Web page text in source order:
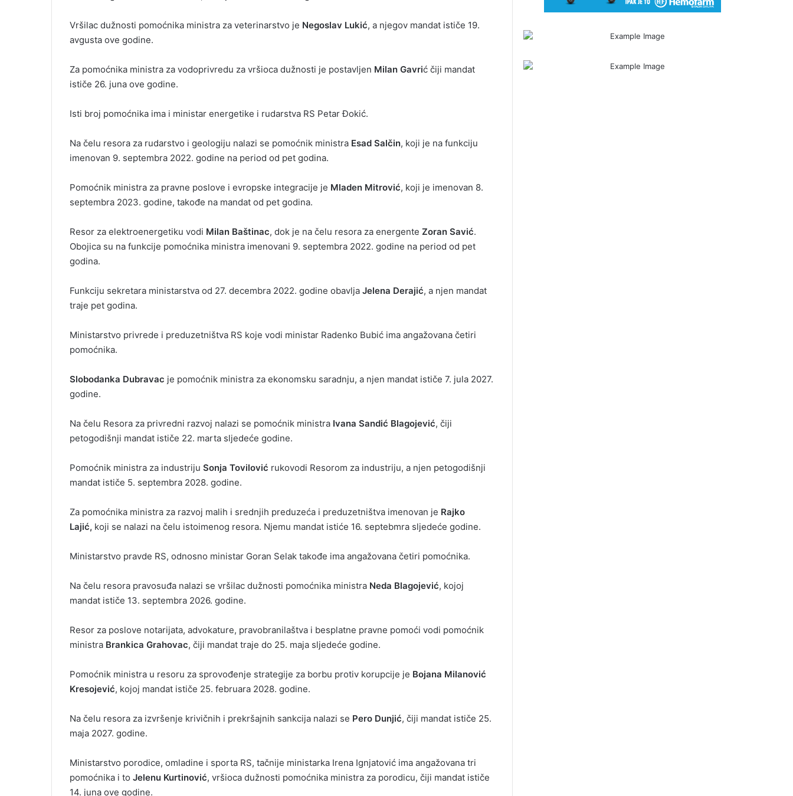
Vršilac dužnosti pomoćnika ministra za veterinarstvo je Negoslav Lukić, a njegov mandat ističe 19.
avgusta ove godine.
Za pomoćnika ministra za vodoprivredu za vršioca dužnosti je postavljen Milan Gavrić čiji mandat
ističe 26. juna ove godine.
Isti broj pomoćnika ima i ministar energetike i rudarstva RS Petar Đokić.
Na čelu resora za rudarstvo i geologiju nalazi se pomoćnik ministra Esad Salčin, koji je na funkciju
imenovan 9. septembra 2022. godine na period od pet godina.
Pomoćnik ministra za pravne poslove i evropske integracije je Mladen Mitrović, koji je imenovan 8.
septembra 2023. godine, takođe na mandat od pet godina.
Resor za elektroenergetiku vodi Milan Baštinac, dok je na čelu resora za energente Zoran Savić.
Obojica su na funkcije pomoćnika ministra imenovani 9. septembra 2022. godine na period od pet
godina.
Funkciju sekretara ministarstva od 27. decembra 2022. godine obavlja Jelena Derajić, a njen mandat
traje pet godina.
Ministarstvo privrede i preduzetništva RS koje vodi ministar Radenko Bubić ima angažovana četiri
pomoćnika.
Slobodanka Dubravac je pomoćnik ministra za ekonomsku saradnju, a njen mandat ističe 7. jula 2027.
godine.
Na čelu Resora za privredni razvoj nalazi se pomoćnik ministra Ivana Sandić Blagojević, čiji
petogodišnji mandat ističe 22. marta sljedeće godine.
Pomoćnik ministra za industriju Sonja Tovilović rukovodi Resorom za industriju, a njen petogodišnji
mandat ističe 5. septembra 2028. godine.
Za pomoćnika ministra za razvoj malih i srednjih preduzeća i preduzetništva imenovan je Rajko
Lajić, koji se nalazi na čelu istoimenog resora. Njemu mandat istiće 16. septebmra sljedeće godine.
Ministarstvo pravde RS, odnosno ministar Goran Selak takođe ima angažovana četiri pomoćnika.
Na čelu resora pravosuđa nalazi se vršilac dužnosti pomoćnika ministra Neda Blagojević, kojoj
mandat ističe 13. septembra 2026. godine.
Resor za poslove notarijata, advokature, pravobranilaštva i besplatne pravne pomoći vodi pomoćnik
ministra Brankica Grahovac, čiji mandat traje do 25. maja sljedeće godine.
Pomoćnik ministra u resoru za sprovođenje strategije za borbu protiv korupcije je Bojana Milanović
Kresojević, kojoj mandat ističe 25. februara 2028. godine.
Na čelu resora za izvršenje krivičnih i prekršajnih sankcija nalazi se Pero Dunjić, čiji mandat ističe 25.
maja 2027. godine.
Ministarstvo porodice, omladine i sporta RS, tačnije ministarka Irena Ignjatović ima angažovana tri
pomoćnika i to Jelenu Kurtinović, vršioca dužnosti pomoćnika ministra za porodicu, čiji mandat ističe
14. juna ove godine.